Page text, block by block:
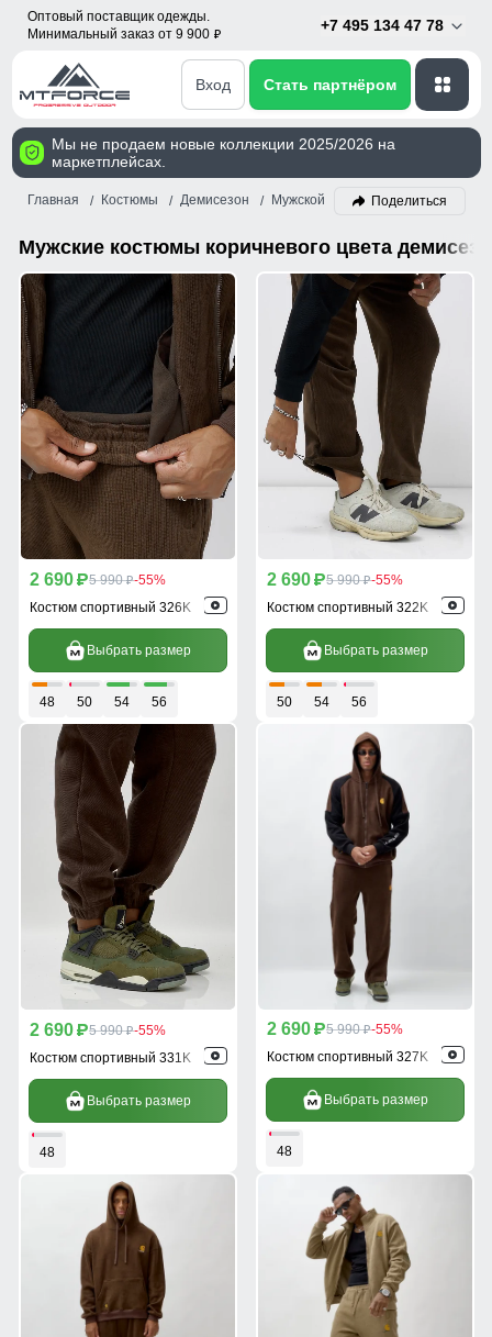
Оптовый поставщик одежды.
Минимальный заказ от 9 900 p
+7 495 134 47 78
Вход Стать партнёром
Мы не продаем новые коллекции 2025/2026 на
маркетплейсах.
Главная Костюмы Демисезон Мужской Коричневый
Поделиться
Мужские костюмы коричневого цвета
2 690 p5 990 p-55%
Костюм спортивный 326K
Выбрать размер
48 50 54 56
2 690 p5 990 p-55%
Костюм спортивный 322K
Выбрать размер
50 54 56
2 690 p5 990 p-55%
Костюм спортивный 331K
Выбрать размер
48
2 690 p5 990 p-55%
Костюм спортивный 327K
Выбрать размер
48